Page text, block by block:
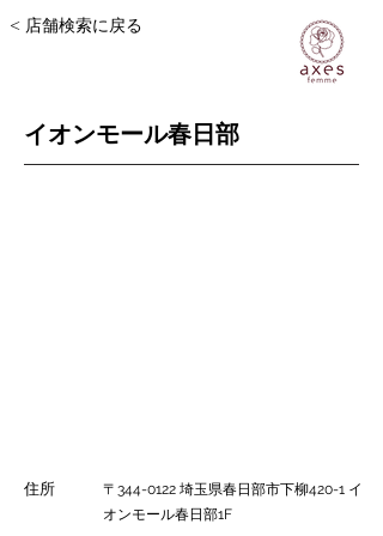
< 店舗検索に戻る
イオンモール春日部
住所
〒344-0122 埼玉県春日部市下柳420-1 イ
オンモール春日部1F